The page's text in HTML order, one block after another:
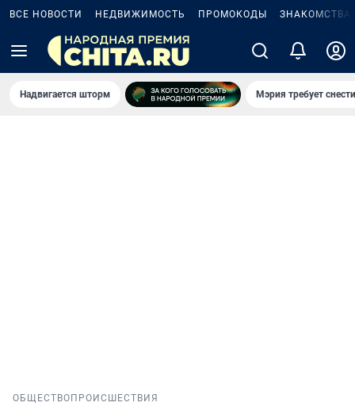
ВСЕ НОВОСТИ НЕДВИЖИМОСТЬ ПРОМОКОДЫ ЗНАКОМСТВА
Надвигается шторм Мэрия требует
ОБЩЕСТВО ПРОИСШЕСТВИЯ